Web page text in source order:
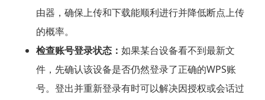
由器，确保上传和下载能顺利进行并降低断点上传
的概率。
检查账号登录状态： 如果某台设备看不到最新文
件，先确认该设备是否仍然登录了正确的WPS账
号。登出并重新登录有时可以解决因授权或会话过